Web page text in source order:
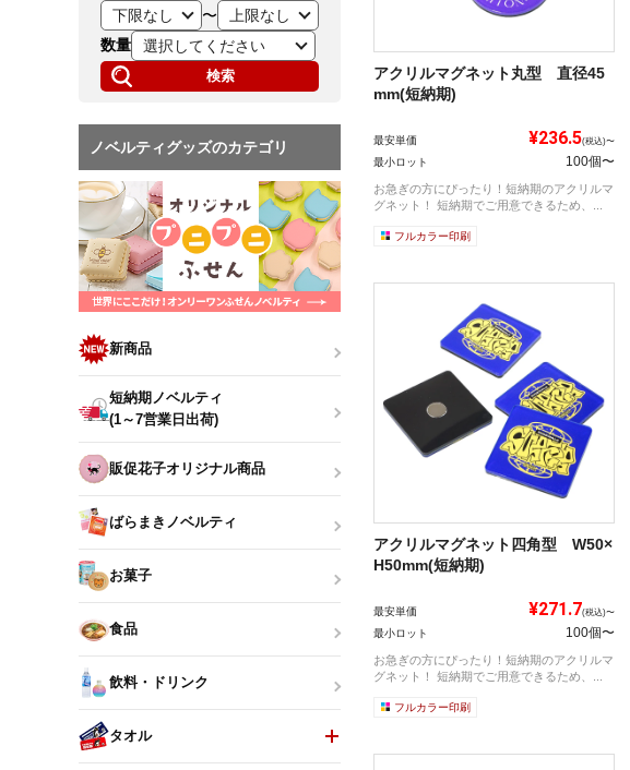
アクリルマグネット丸型 直径45
mm(短納期)
最安単価 ¥236.5(税込)〜
最小ロット 100個〜
お急ぎの方にぴったり！短納期のアクリルマ
グネット！ 短納期でご用意できるため、...
フルカラー印刷
アクリルマグネット四角型 W50×
H50mm(短納期)
最安単価 ¥271.7(税込)〜
最小ロット 100個〜
お急ぎの方にぴったり！短納期のアクリルマ
グネット！ 短納期でご用意できるため、...
フルカラー印刷
〜
数量
検索
ノベルティグッズのカテゴリ
新商品
短納期ノベルティ
(1～7営業日出荷)
販促花子オリジナル商品
ばらまきノベルティ
お菓子
食品
飲料・ドリンク
タオル